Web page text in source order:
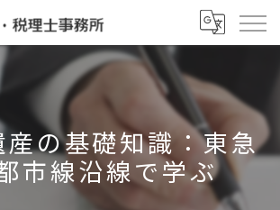
の基礎知識：東急
市線沿線で学ぶ